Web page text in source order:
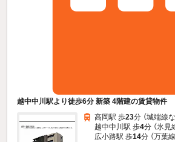
越中中川駅より徒歩6分 新築 4階建の賃貸物件
高岡駅 歩23分 （城端線
越中中川駅 歩4分 （氷見
広小路駅 歩14分 （万葉線